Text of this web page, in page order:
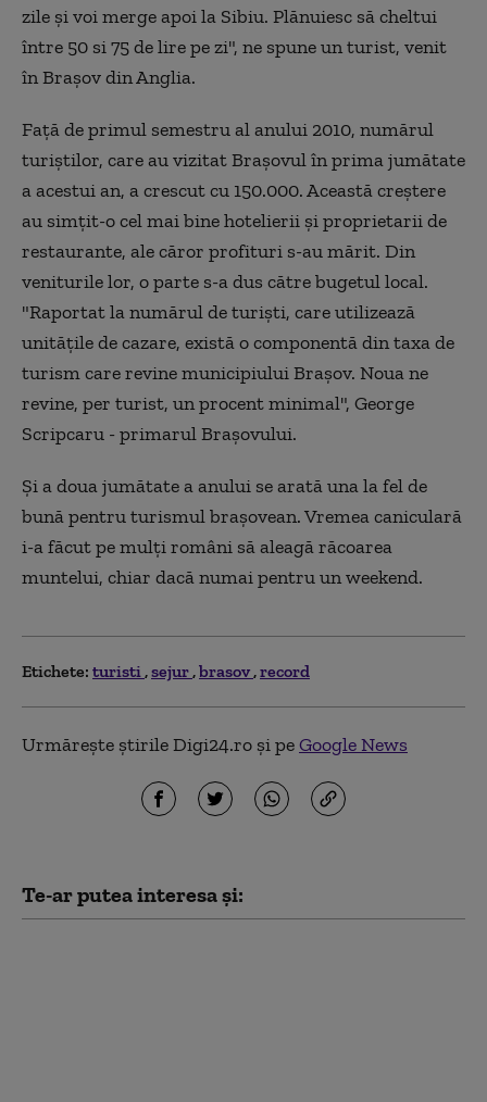
zile şi voi merge apoi la Sibiu. Plănuiesc să cheltui
între 50 si 75 de lire pe zi", ne spune un turist, venit
în Braşov din Anglia.
Faţă de primul semestru al anului 2010, numărul
turiştilor, care au vizitat Braşovul în prima jumătate
a acestui an, a crescut cu 150.000. Această creştere
au simţit-o cel mai bine hotelierii şi proprietarii de
restaurante, ale căror profituri s-au mărit. Din
veniturile lor, o parte s-a dus către bugetul local.
"Raportat la numărul de turişti, care utilizează
unităţile de cazare, există o componentă din taxa de
turism care revine municipiului Braşov. Noua ne
revine, per turist, un procent minimal", George
Scripcaru - primarul Braşovului.
Şi a doua jumătate a anului se arată una la fel de
bună pentru turismul braşovean. Vremea caniculară
i-a făcut pe mulţi români să aleagă răcoarea
muntelui, chiar dacă numai pentru un weekend.
Etichete: turisti sejur brasov record
Urmărește știrile Digi24.ro și peGoogle News
Te-ar putea interesa și: